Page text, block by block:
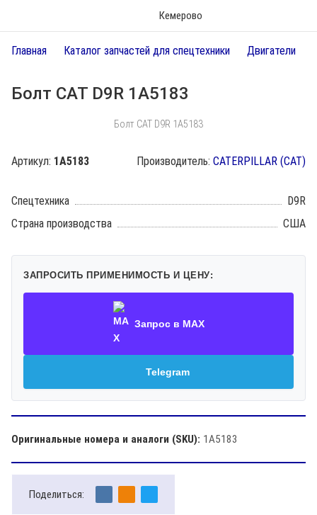
Кемерово
Главная Каталог запчастей для спецтехники Двигатели
Болт CAT D9R 1A5183
Болт CAT D9R 1A5183
Артикул: 1A5183 Производитель: CATERPILLAR (CAT)
Спецтехника
D9R
Страна производства
США
ЗАПРОСИТЬ ПРИМЕНИМОСТЬ И ЦЕНУ:
Запрос в MAX
Telegram
Оригинальные номера и аналоги (SKU): 1A5183
Поделиться: